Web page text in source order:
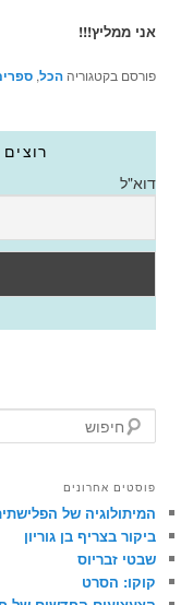
אני ממליץ!!!
פורסם בקטגוריה הכל,
דוא"ל
י
ופוסטים אחרונים
המיתולוגיה של
ביקור בצריף בן גוריון
שבטי זבריוס
קוקו: הסרט